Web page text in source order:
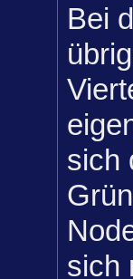
Bei
sich
sich